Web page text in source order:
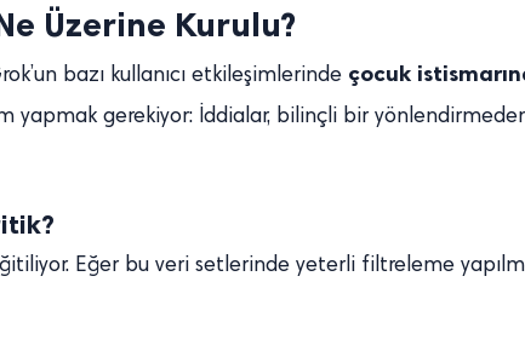
Üzerine Kurulu?
bazı kullanıcı etkileşimlerinde çocuk
yapmak gerekiyor: İddialar, bilinçli bir
Eğer bu veri setlerinde yeterli filtreleme